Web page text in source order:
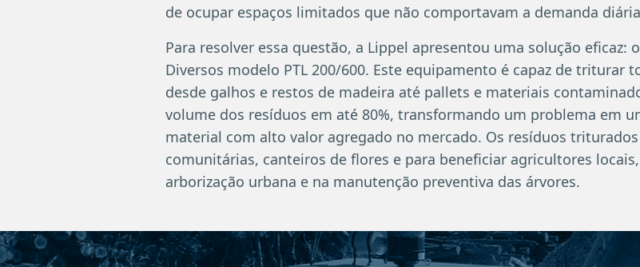
de ocupar espaços limitados que não comportavam a demanda
Para resolver essa questão, a Lippel apresentou uma solução eficaz:
Diversos modelo PTL 200/600. Este equipamento é capaz de triturar
desde galhos e restos de madeira até pallets e materiais
volume dos resíduos em até 80%, transformando um problema em
material com alto valor agregado no mercado. Os resíduos
comunitárias, canteiros de flores e para beneficiar agricultores
arborização urbana e na manutenção preventiva das árvores.